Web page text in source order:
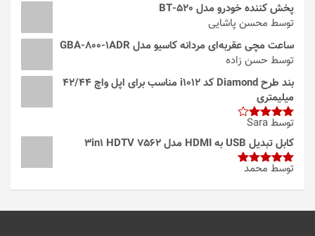
پخش کننده خودرو مدل 520-BT
توسط محسن پاشایی
ساعت مچی عقربه‌ای مردانه کاسیو مدل GBA-800-1ADR
توسط حسن زاده
بند طرح Diamond کد i1012 مناسب برای اپل واچ 42/44
میلیمتری
امتیاز4
از 5
توسط Sara
کابل تبدیل USB به HDMI مدل 3in1 HDTV 7562
امتیاز5از
توسط محمد